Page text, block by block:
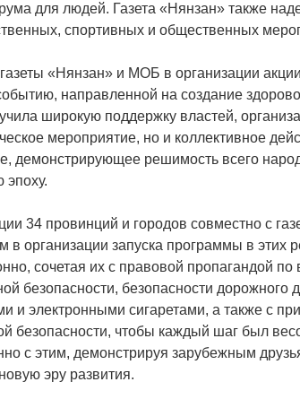
для людей. Газета «Нянзан» также
спортивных и общественных
«Нянзан» и МОБ в организации
направленной на создание
широкую поддержку властей,
мероприятие, но и коллективное
демонстрирующее решимость всего
эпоху.
34 провинций и городов совместно с
в организации запуска программы в этих
сочетая их с правовой пропагандой
безопасности, безопасности
и электронными сигаретами, а также с
безопасности, чтобы каждый шаг был
с этим, демонстрируя зарубежным
эру развития.